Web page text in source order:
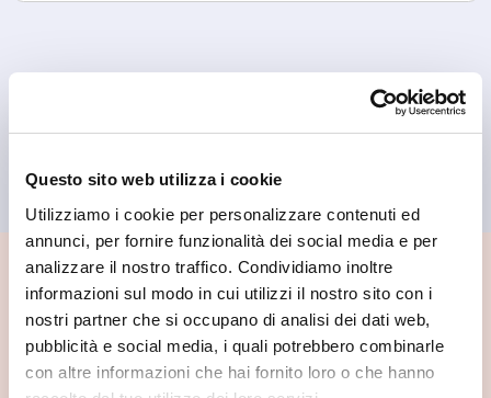
Questo sito web utilizza i cookie
Utilizziamo i cookie per personalizzare contenuti ed
annunci, per fornire funzionalità dei social media e per
analizzare il nostro traffico. Condividiamo inoltre
informazioni sul modo in cui utilizzi il nostro sito con i
nostri partner che si occupano di analisi dei dati web,
pubblicità e social media, i quali potrebbero combinarle
con altre informazioni che hai fornito loro o che hanno
📍 Cosa vedere nei dintorni
Se vuoi scoprire di più su questa zona, qui trovi altri
spunti utili.